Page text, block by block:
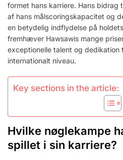
formet hans karriere. Hans
af hans målscoringskapacitet og
en betydelig indflydelse på
fremhæver Hawsawis mange
exceptionelle talent og
internationalt niveau.
Key sections in the article:
Hvilke nøglekampe
spillet i sin karriere?